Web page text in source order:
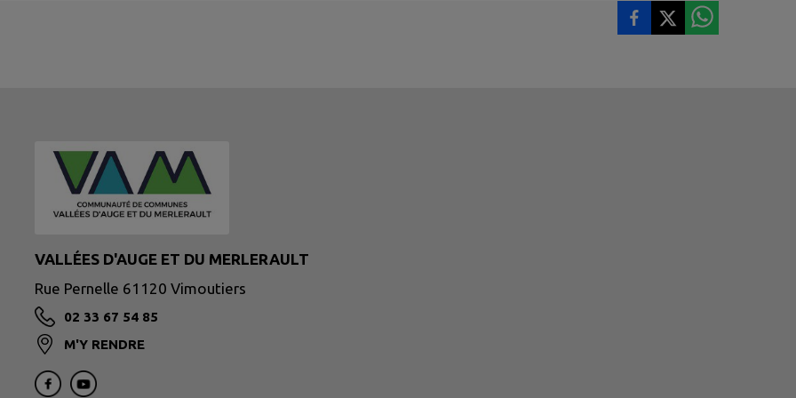
VALLÉES D'AUGE ET DU MERLERAULT
Rue Pernelle 61120 Vimoutiers
02 33 67 54 85
M'Y RENDRE